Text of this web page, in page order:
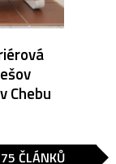
Chebu
ČLÁNKŮ